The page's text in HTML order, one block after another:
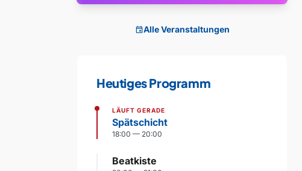
eventAlle Veranstaltungen
Heutiges Programm
LÄUFT GERADE
Spätschicht
18:00 — 20:00
Beatkiste